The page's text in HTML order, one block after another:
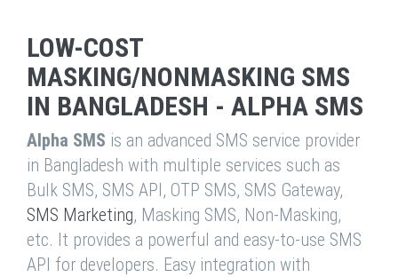
LOW-COST
MASKING/NONMASKING SMS
IN BANGLADESH - ALPHA SMS
Alpha SMS is an advanced SMS service provider
in Bangladesh with multiple services such as
Bulk SMS, SMS API, OTP SMS, SMS Gateway,
SMS Marketing, Masking SMS, Non-Masking,
etc. It provides a powerful and easy-to-use SMS
API for developers. Easy integration with